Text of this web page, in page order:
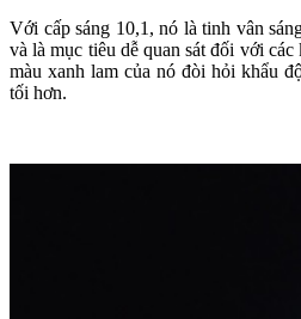
Với cấp sáng 10,1, nó là tinh vân
và là mục tiêu dễ quan sát đối với
màu xanh lam của nó đòi hỏi khẩu
tối hơn.